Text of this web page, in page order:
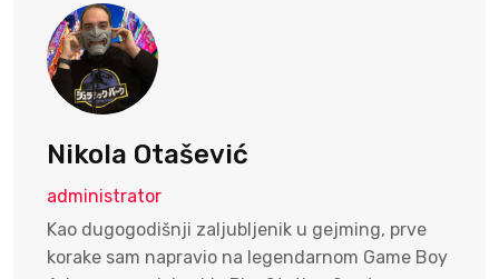
Nikola Otašević
administrator
Kao dugogodišnji zaljubljenik u gejming, prve
korake sam napravio na legendarnom Game Boy